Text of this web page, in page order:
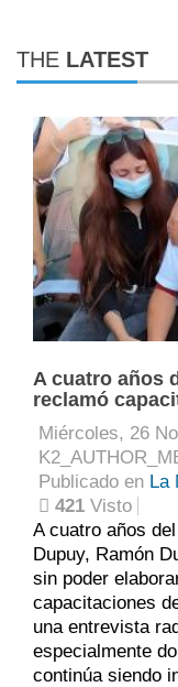
THE LATEST
A cuatro años
reclamó
Miércoles, 26
Publicado en La
421 Visto
A cuatro años
Dupuy, Ramón
sin poder
capacitaciones
una entrevista
especialmente
continúa siendo